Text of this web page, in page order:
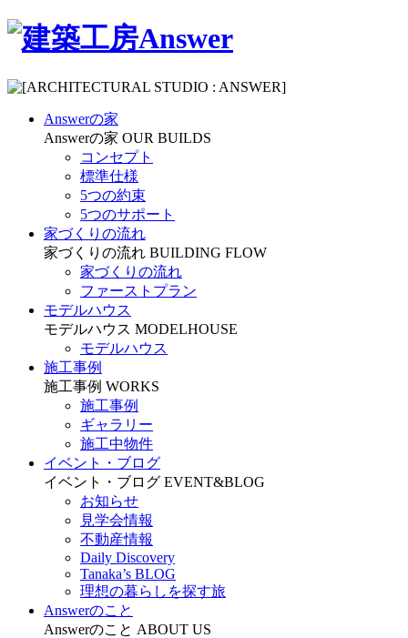
Answerの家
Answerの家 OUR BUILDS
コンセプト
標準仕様
5つの約束
5つのサポート
家づくりの流れ
家づくりの流れ BUILDING FLOW
家づくりの流れ
ファーストプラン
モデルハウス
モデルハウス MODELHOUSE
モデルハウス
施工事例
施工事例 WORKS
施工事例
ギャラリー
施工中物件
イベント・ブログ
イベント・ブログ EVENT&BLOG
お知らせ
見学会情報
不動産情報
Daily Discovery
Tanaka’s BLOG
理想の暮らしを探す旅
Answerのこと
Answerのこと ABOUT US